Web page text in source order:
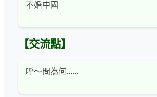
不婚中國
【交流點】
呼～問為何......